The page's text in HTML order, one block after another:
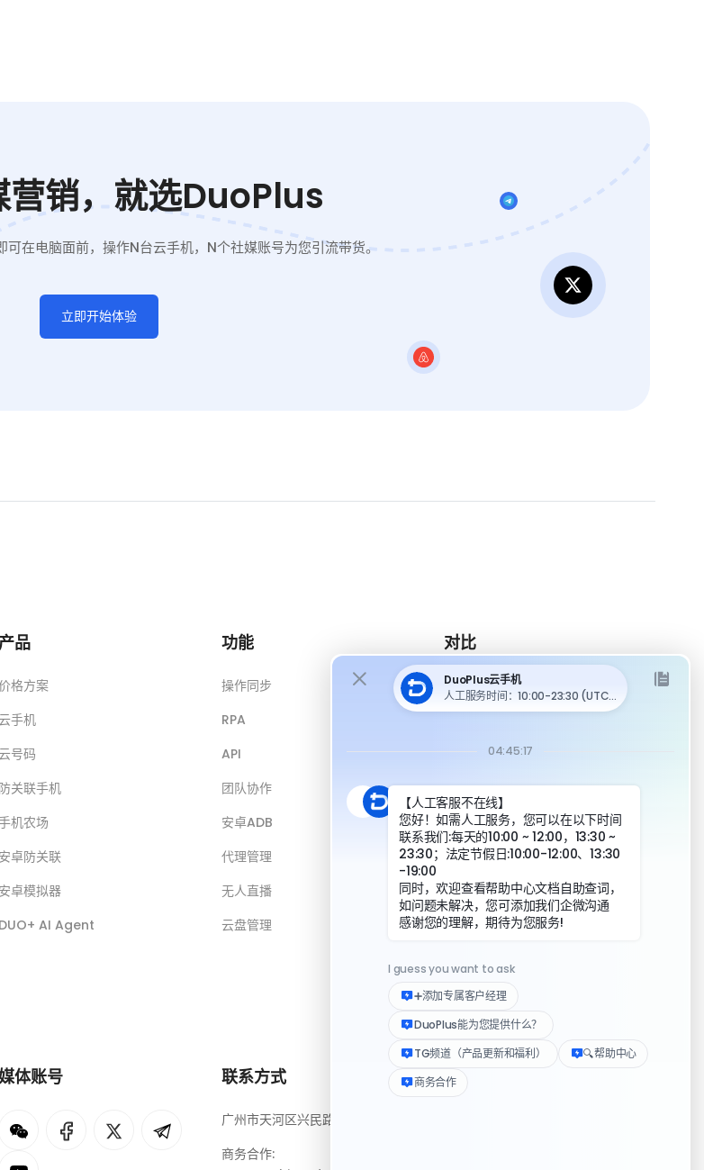
营销，就选DuoPlus
在电脑面前，操作N台云手机，N个社媒账号为您引流带货。
立即开始体验
品
格方案
手机
号码
防关联手机
机农场
安卓防关联
安卓模拟器
DUO+ AI Agent
功能
操作同步
RPA
API
团队协作
安卓ADB
代理管理
无人直播
云盘管理
对比
DuoPlus 对比 MoreLogin
DuoPlus 对比安卓模拟器
DuoPlus 对比指纹浏览器
DuoPlus 对比实体机
体账号 联系方式
广州市天河区兴民路222号3310房
商务合作:
资源